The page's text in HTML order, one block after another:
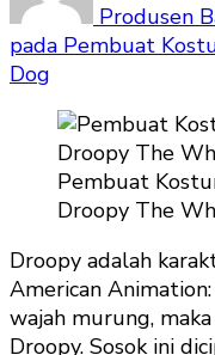
Produsen
pada Pembuat
Dog
Pembuat
Droopy The
Droopy adalah
American
wajah murung,
Droopy. Sosok ini